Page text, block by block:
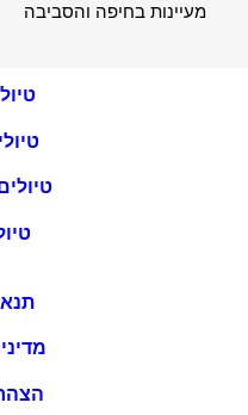
מעיינות בחיפה והסביבה